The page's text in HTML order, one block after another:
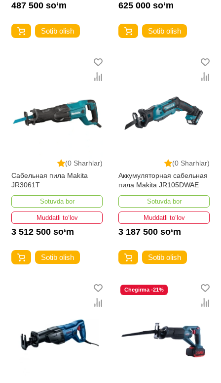
487 500 so‘m
Sotib olish
625 000 so‘m
Sotib olish
(0 Sharhlar)
Сабельная пила Makita
JR3061T
Sotuvda bor
Muddatli to‘lov
3 512 500 so‘m
Sotib olish
(0 Sharhlar)
Аккумуляторная сабельная
пила Makita JR105DWAE
Sotuvda bor
Muddatli to‘lov
3 187 500 so‘m
Sotib olish
Chegirma -21%